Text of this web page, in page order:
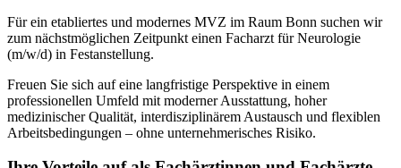
Für ein etabliertes und modernes MVZ im Raum Bonn suchen wir
zum nächstmöglichen Zeitpunkt einen Facharzt für Neurologie
(m/w/d) in Festanstellung.
Freuen Sie sich auf eine langfristige Perspektive in einem
professionellen Umfeld mit moderner Ausstattung, hoher
medizinischer Qualität, interdisziplinärem Austausch und flexiblen
Arbeitsbedingungen – ohne unternehmerisches Risiko.